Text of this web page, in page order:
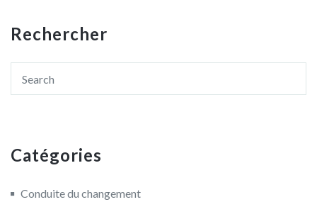
Rechercher
Catégories
Conduite du changement